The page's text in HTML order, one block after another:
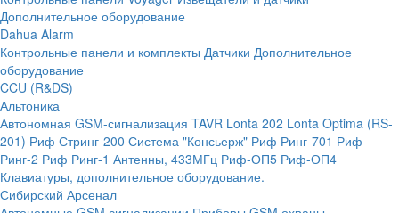
Дополнительное оборудование
Dahua Alarm
Контрольные панели и комплекты Датчики Дополнительное
оборудование
CCU (R&DS)
Альтоника
Автономная GSM-сигнализация TAVR Lonta 202 Lonta Optima (RS-
201) Риф Стринг-200 Система "Консьерж" Риф Ринг-701 Риф
Ринг-2 Риф Ринг-1 Антенны, 433МГц Риф-ОП5 Риф-ОП4
Клавиатуры, дополнительное оборудование.
Сибирский Арсенал